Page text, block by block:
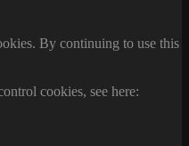
By continuing to use this
cookies, see here: